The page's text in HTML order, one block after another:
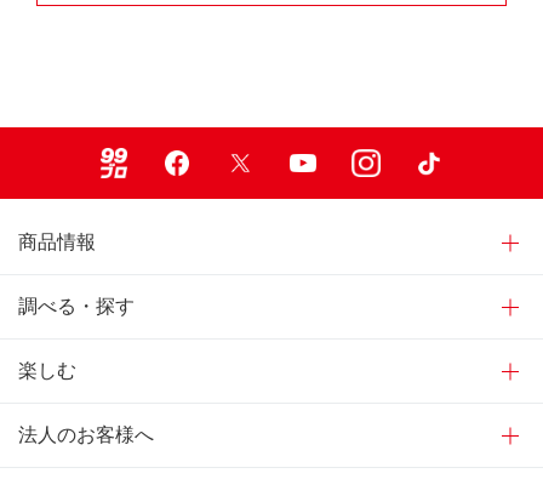
商品情報
調べる・探す
楽しむ
法人のお客様へ